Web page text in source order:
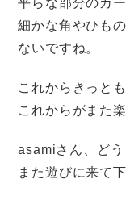
細かな角やひも
ないですね。
これからきっと
これからがまた
asamiさん、どう
また遊びに来て